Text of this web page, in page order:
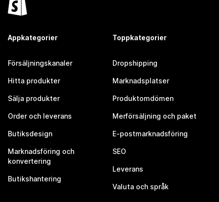
Appkategorier
Försäljningskanaler
Hitta produkter
Sälja produkter
Order och leverans
Butiksdesign
Marknadsföring och
konvertering
Butikshantering
Toppkategorier
Dropshipping
Marknadsplatser
Produktomdömen
Merförsäljning och paket
E-postmarknadsföring
SEO
Leverans
Valuta och språk